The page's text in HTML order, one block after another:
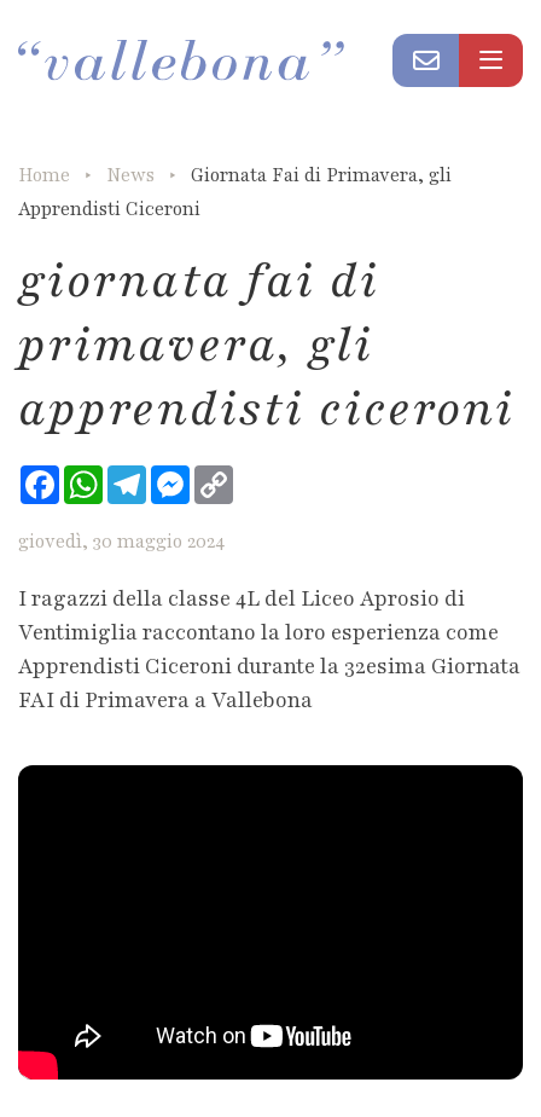
Home News
Giornata Fai di Primavera, gli
Apprendisti Ciceroni
giornata fai di
primavera, gli
apprendisti ciceroni
FacebookWhatsApp
TelegramMessenger
giovedì, 30 maggio 2024
I ragazzi della classe 4L del Liceo Aprosio di
Ventimiglia raccontano la loro esperienza come
Apprendisti Ciceroni durante la 32esima Giornata
FAI di Primavera a Vallebona